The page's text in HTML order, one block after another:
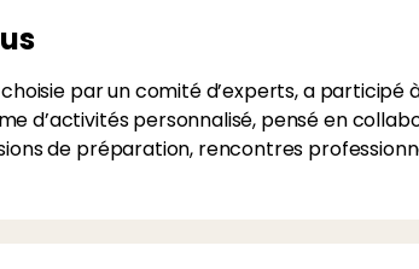
par un comité d’experts, a participé à
d’activités personnalisé, pensé en
de préparation, rencontres